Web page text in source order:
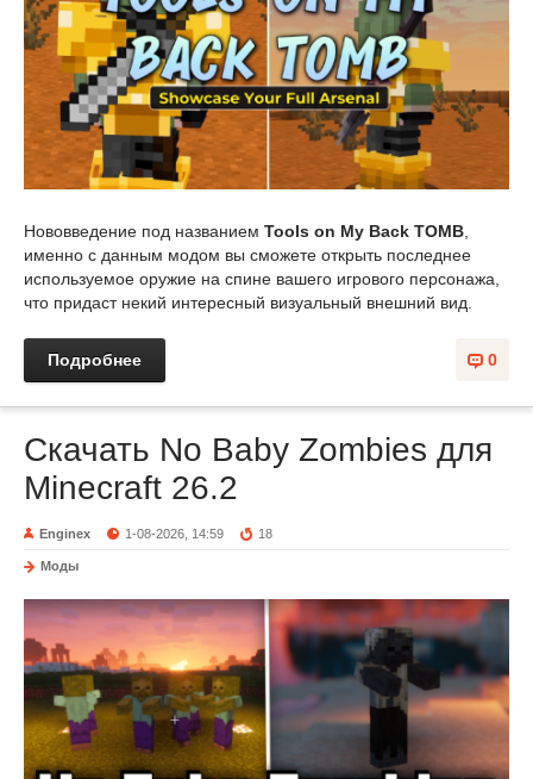
Нововведение под названием Tools on My Back TOMB,
именно с данным модом вы сможете открыть последнее
используемое оружие на спине вашего игрового персонажа,
что придаст некий интересный визуальный внешний вид.
0
Подробнее
Скачать No Baby Zombies для
Minecraft 26.2
Enginex 1-08-2026, 14:59 18
Моды